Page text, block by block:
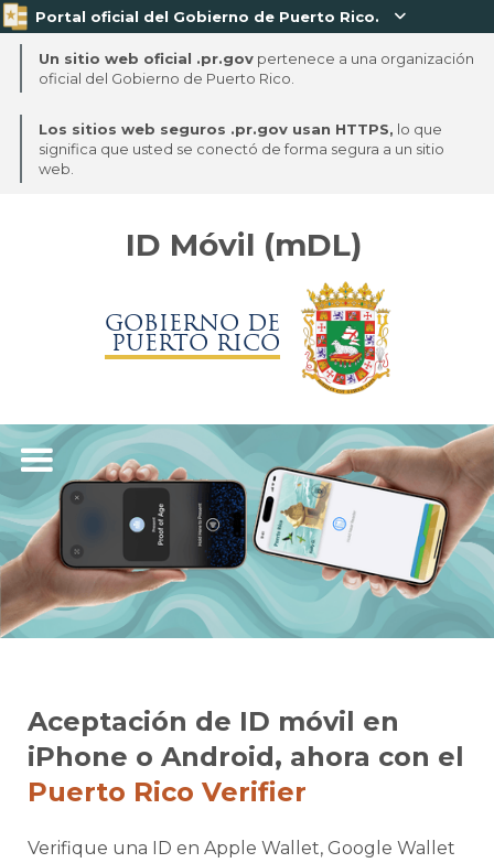
Portal oficial del Gobierno de Puerto Rico. 
Un sitio web oficial .pr.govpertenece a una organización
oficial del Gobierno de Puerto Rico.
Los sitios web seguros .pr.gov usan HTTPS, lo que
significa que usted se conectó de forma segura a un sitio
web.
ID Móvil (mDL)
GOBIERNO DE
PUERTO RICO
Aceptación de ID móvil en
iPhone o Android, ahora con el
Puerto Rico Verifier
Verifique una ID en Apple Wallet, Google Wallet